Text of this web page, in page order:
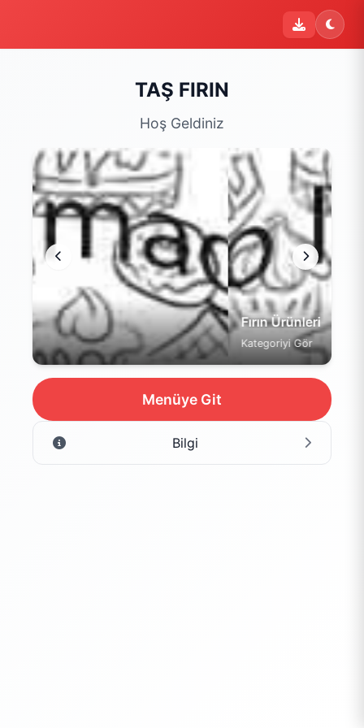
TAŞ FIRIN
Hoş Geldiniz
Fırın Ürünleri
Kategoriyi Gör
Menüye Git
Bilgi